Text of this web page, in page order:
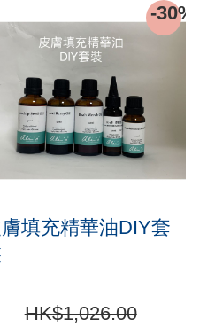
-30%
膚填充精華油DIY套
HK$1,026.00